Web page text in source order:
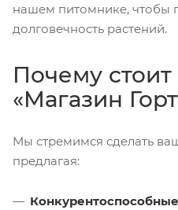
нашем питомнике, чтобы
долговечность растений.
Почему
«Магазин
Мы стремимся сделать
предлагая: